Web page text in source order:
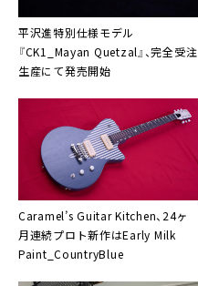
平沢進特別仕様モデル
『CK1_Mayan Quetzal』、完全受注
生産にて発売開始
Caramel’s Guitar Kitchen、24ヶ
月連続プロト新作はEarly Milk
Paint_CountryBlue